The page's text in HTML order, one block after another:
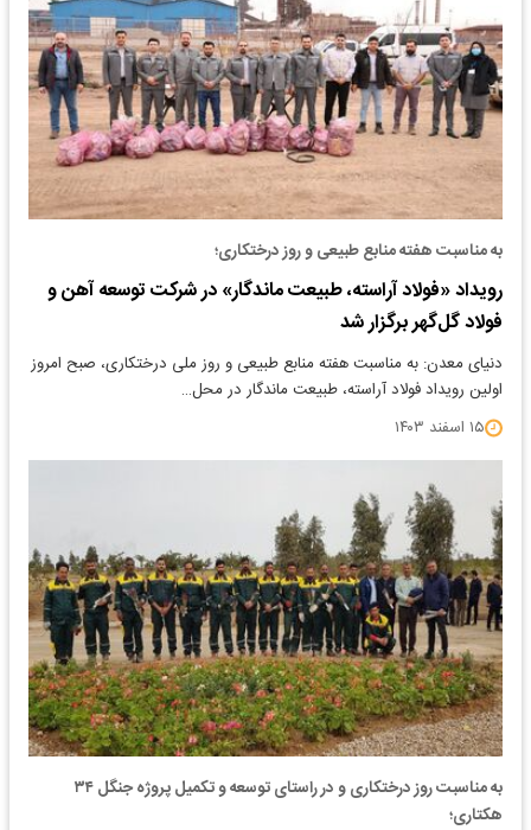
به مناسبت هفته منابع طبیعی و روز درختکاری؛
رویداد «فولاد آراسته، طبیعت ماندگار» در شرکت توسعه آهن و
فولاد گل‌گهر برگزار شد
دنیای معدن: به مناسبت هفته منابع طبیعی و روز ملی درختکاری، صبح امروز
اولین رویداد فولاد آراسته، طبیعت ماندگار در محل…
۱۵ اسفند ۱۴۰۳
به مناسبت روز درختکاری و در راستای توسعه و تکمیل پروژه جنگل ۳۴
هکتاری؛